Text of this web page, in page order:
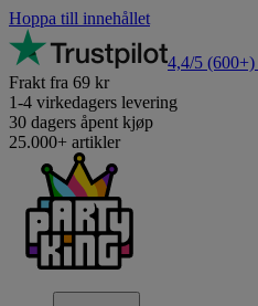
Hoppa till innehållet
4,4/5 (600+)
Frakt fra 69 kr
1-4 virkedagers levering
30 dagers åpent kjøp
25.000+ artikler